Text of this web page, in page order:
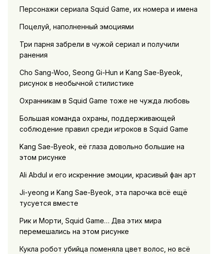
Персонажи сериала Squid Game, их номера и имена
Поцелуй, наполненный эмоциями
Три парня забрели в чужой сериал и получили
ранения
Cho Sang-Woo, Seong Gi-Hun и Kang Sae-Byeok,
рисунок в необычной стилистике
Охранникам в Squid Game тоже не чужда любовь
Большая команда охраны, поддерживающей
соблюдение правил среди игроков в Squid Game
Kang Sae-Byeok, её глаза довольно большие на
этом рисунке
Ali Abdul и его искренние эмоции, красивый фан арт
Ji-yeong и Kang Sae-Byeok, эта парочка всё ещё
тусуется вместе
Рик и Морти, Squid Game… Два этих мира
перемешались на этом рисунке
Кукла робот убийца поменяла цвет волос, но всё